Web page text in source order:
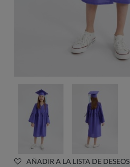
AÑADIR A LA LISTA DE DESEOS